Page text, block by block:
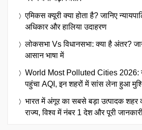
एमिकस क्यूरी क्या होता है? जानिए
अधिकार और हालिया उदाहरण
लोकसभा Vs विधानसभा: क्या है अंतर?
आसान भाषा में
World Most Polluted Cities 2026:
पहुंचा AQI, इन शहरों में सांस लेना हुआ
भारत में अंगूर का सबसे बड़ा उत्पादक शहर
राज्य, विश्व में नंबर 1 देश और पूरी